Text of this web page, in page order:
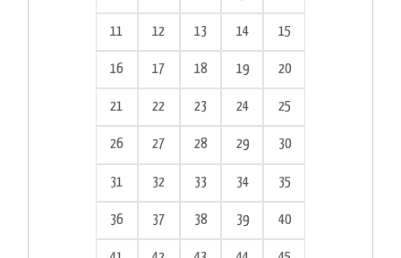
11 12 13 14 15
16 17 18 19 20
21 22 23 24 25
26 27 28 29 30
31 32 33 34 35
36 37 38 39 40